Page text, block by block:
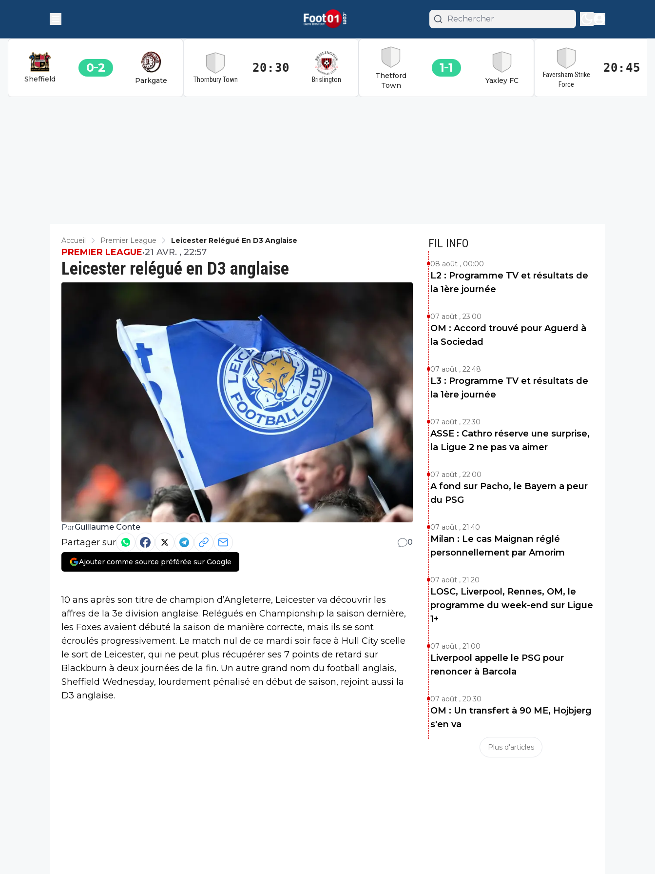
Sheffield
0 2
Parkgate Thornbury Town
20:30
Brislington
Thetford
Town
1 1
Yaxley FC
Faversham Strike
Force
20:45
Accueil Premier League Leicester Relégué En D3 Anglaise
Leicester relégué en D3 anglaise
PREMIER LEAGUE•21 AVR. , 22:57
ParGuillaume Conte
Partager sur 0
Ajouter comme source préférée sur Google
10 ans après son titre de champion d’Angleterre, Leicester va découvrir les
affres de la 3e division anglaise. Relégués en Championship la saison dernière,
les Foxes avaient débuté la saison de manière correcte, mais ils se sont
écroulés progressivement. Le match nul de ce mardi soir face à Hull City scelle
le sort de Leicester, qui ne peut plus récupérer ses 7 points de retard sur
Blackburn à deux journées de la fin. Un autre grand nom du football anglais,
Sheffield Wednesday, lourdement pénalisé en début de saison, rejoint aussi la
D3 anglaise.
FIL INFO
08 août , 00:00
L2 : Programme TV et résultats de
la 1ère journée
07 août , 23:00
OM : Accord trouvé pour Aguerd à
la Sociedad
07 août , 22:48
L3 : Programme TV et résultats de
la 1ère journée
07 août , 22:30
ASSE : Cathro réserve une surprise,
la Ligue 2 ne pas va aimer
07 août , 22:00
A fond sur Pacho, le Bayern a peur
du PSG
07 août , 21:40
Milan : Le cas Maignan réglé
personnellement par Amorim
07 août , 21:20
LOSC, Liverpool, Rennes, OM, le
programme du week-end sur Ligue
1+
07 août , 21:00
Liverpool appelle le PSG pour
renoncer à Barcola
07 août , 20:30
OM : Un transfert à 90 ME, Hojbjerg
s'en va
Plus d'articles